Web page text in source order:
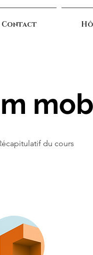
Contact
du cours